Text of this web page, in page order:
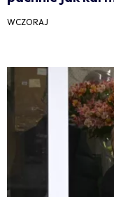
WCZORAJ